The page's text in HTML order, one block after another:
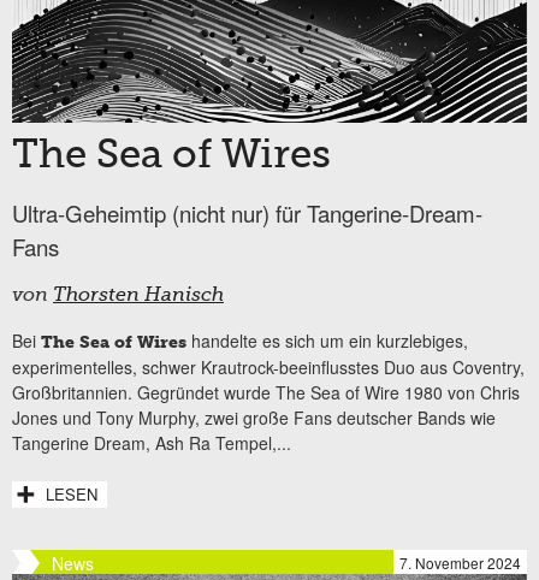
The Sea of Wires
Ultra-Geheimtip (nicht nur) für Tangerine-Dream-
Fans
von Thorsten Hanisch
Bei The Sea of Wires handelte es sich um ein kurzlebiges,
experimentelles, schwer Krautrock-beeinflusstes Duo aus Coventry,
Großbritannien. Gegründet wurde The Sea of Wire 1980 von Chris
Jones und Tony Murphy, zwei große Fans deutscher Bands wie
Tangerine Dream, Ash Ra Tempel,...
LESEN
News 7. November 2024